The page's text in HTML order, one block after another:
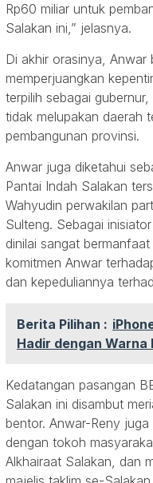
Rp60 miliar untuk
Salakan ini,” jelasnya.
Di akhir orasinya, Anwar
memperjuangkan
terpilih sebagai
tidak melupakan daerah
pembangunan provinsi.
Anwar juga diketahui
Pantai Indah Salakan
Wahyudin perwakilan
Sulteng. Sebagai
dinilai sangat
komitmen Anwar
dan kepeduliannya
Berita Pilihan :
Hadir dengan Warna
Kedatangan pasangan
Salakan ini disambut
bentor. Anwar-Reny
dengan tokoh
Alkhairaat Salakan, dan